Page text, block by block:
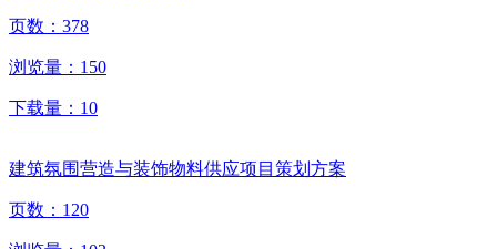
页数： 378
浏览量： 150
下载量： 10
建筑氛围营造与装饰物料供应项目策划方案
页数： 120